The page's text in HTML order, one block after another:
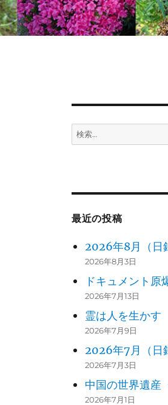
検
索:
最近の投稿
2026年8月（日
2026年8月3日
ドキュメント原
2026年7月13日
霊は人を生かす
2026年7月9日
2026年7月（日
2026年7月3日
中国の世界遺産
2026年7月1日